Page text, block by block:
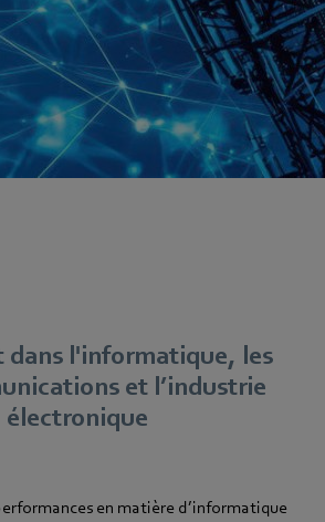
dans l'informatique, les
et l’industrie
électronique
en matière d’informatique